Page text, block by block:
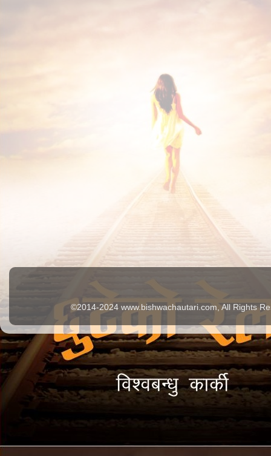
©2014-2024 www.bishwachautari.com, All Rights